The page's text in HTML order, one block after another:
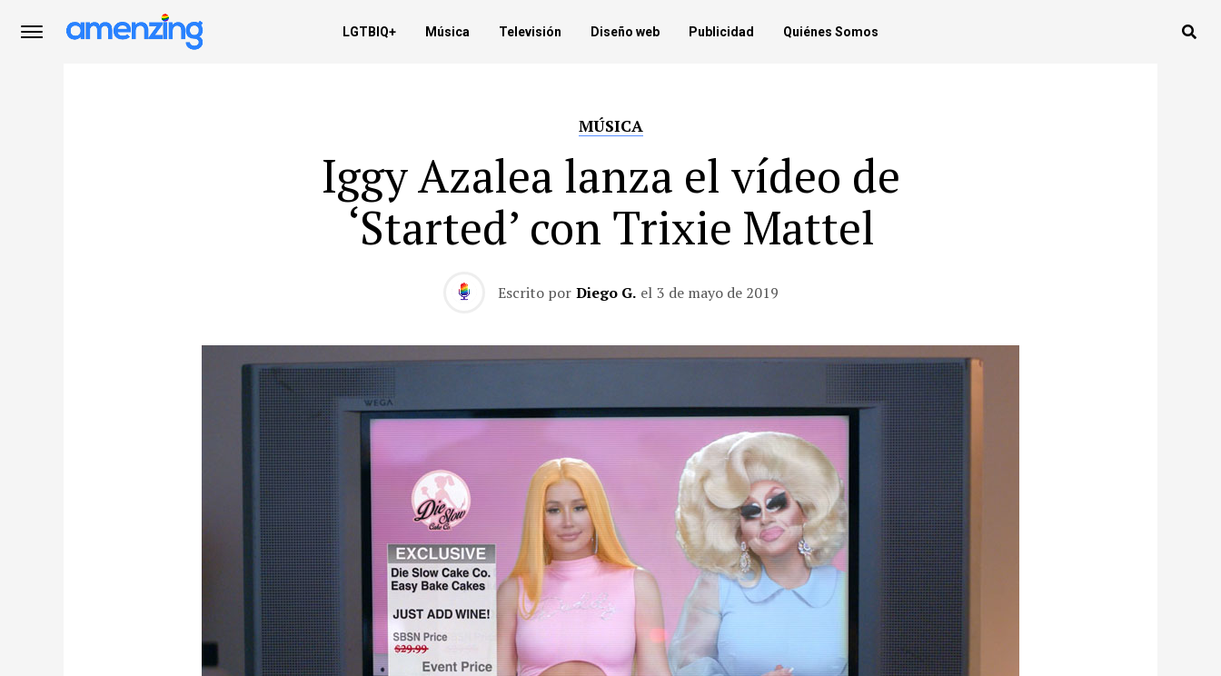
LGTBIQ+ Música Televisión Diseño web Publicidad Quiénes Somos
MÚSICA
Iggy Azalea lanza el vídeo de
‘Started’ con Trixie Mattel
Escrito por Diego G. el 3 de mayo de 2019